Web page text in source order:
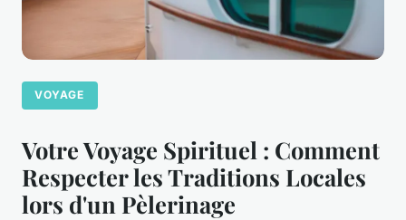
VOYAGE
Votre Voyage Spirituel : Comment
Respecter les Traditions Locales
lors d'un Pèlerinage